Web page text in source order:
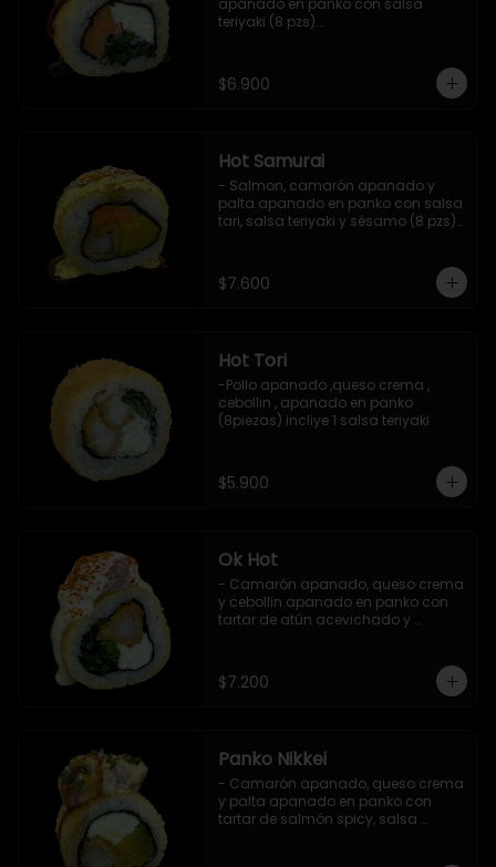
apanado en panko con salsa
teriyaki (8 pzs).
$6.900
Hot Samurai
- Salmon, camarón apanado y
palta apanado en panko con salsa
tari, salsa teriyaki y sésamo (8 pzs).
$7.600
Hot Tori
-Pollo apanado ,queso crema ,
cebollin , apanado en panko
(8piezas) incliye 1 salsa teriyaki
$5.900
Ok Hot
- Camarón apanado, queso crema
y cebollin apanado en panko con
tartar de atún acevichado y
$7.200
Panko Nikkei
- Camarón apanado, queso crema
y palta apanado en panko con
tartar de salmón spicy, salsa